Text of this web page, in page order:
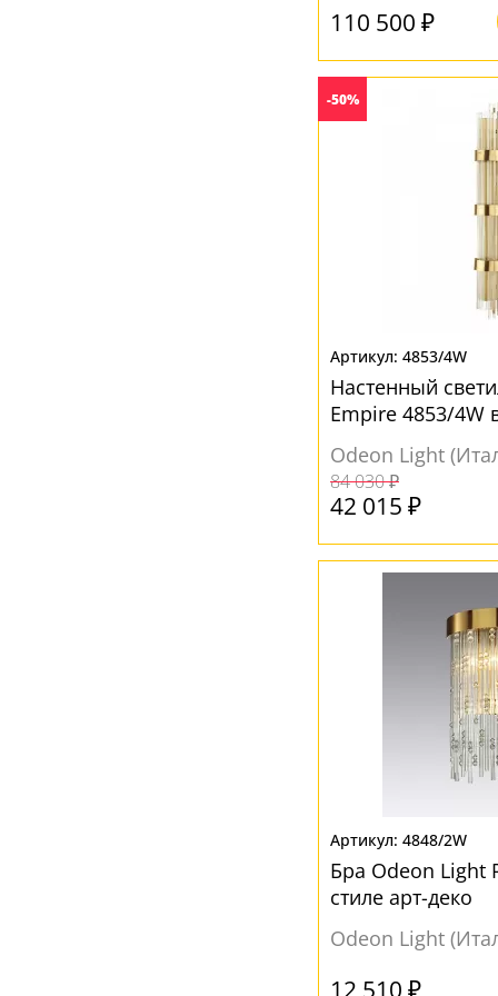
110 500 ₽
-50%
4853/4W
Настенный
Empire 4853/4W
Odeon Light
84 030 ₽
42 015 ₽
4848/2W
Бра Odeon Light
стиле арт-деко
Odeon Light
12 510 ₽